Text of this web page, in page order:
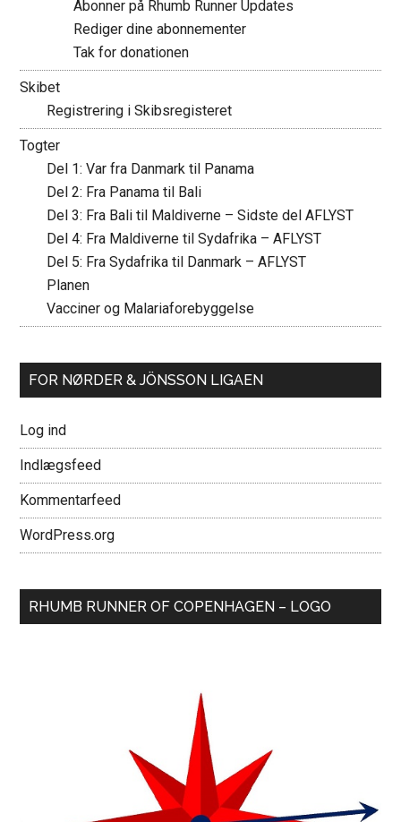
Abonner på Rhumb Runner Updates
Rediger dine abonnementer
Tak for donationen
Skibet
Registrering i Skibsregisteret
Togter
Del 1: Var fra Danmark til Panama
Del 2: Fra Panama til Bali
Del 3: Fra Bali til Maldiverne – Sidste del AFLYST
Del 4: Fra Maldiverne til Sydafrika – AFLYST
Del 5: Fra Sydafrika til Danmark – AFLYST
Planen
Vacciner og Malariaforebyggelse
FOR NØRDER & JÖNSSON LIGAEN
Log ind
Indlægsfeed
Kommentarfeed
WordPress.org
RHUMB RUNNER OF COPENHAGEN – LOGO